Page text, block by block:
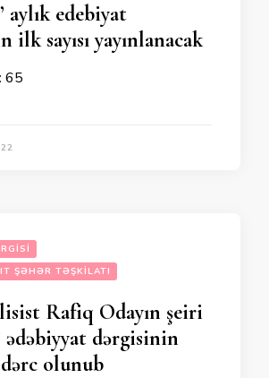
aylık edebiyat
ilk sayısı yayınlanacak
65
ŞƏHƏR TƏŞKILATI
Rafiq Odayın şeiri
ədəbiyyat dərgisinin
dərc olunub